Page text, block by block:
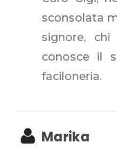
sconsolata
signore,
conosce il
faciloneria.
Marika